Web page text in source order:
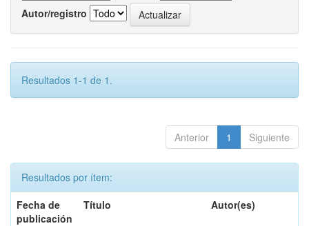
Autor/registro
Resultados 1-1 de 1.
Anterior 1 Siguiente
Resultados por ítem:
Fecha de
publicación
Título Autor(es)